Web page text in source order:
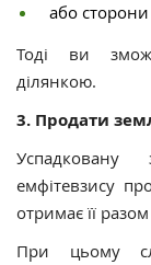
або
Тоді ви
ділянкою.
3. Продати
емфітевзису
отримає її
При цьому